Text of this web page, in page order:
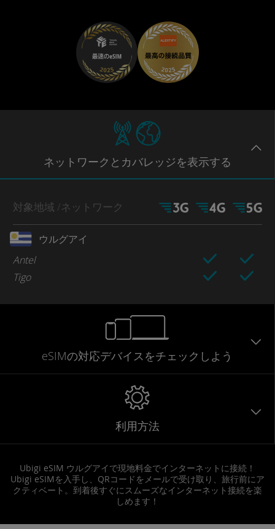
ネットワークとカバレッジを表示する
対象地域 /ネットワーク
ウルグアイ
Antel
Tigo
eSIMの対応デバイスをチェックしよう
利用方法
Ubigi eSIM ウルグアイで現地料金でインターネットに接続！
Ubigi eSIMを入手し、QRコードをメールで受け取り、旅行前にア
クティベート。到着後すぐにスムーズなインターネット接続を楽
しめます！